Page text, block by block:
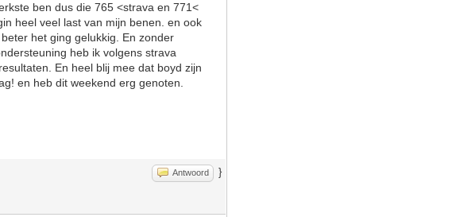
ben dus die 765 <strava en 771<
heel veel last van mijn benen. en ook
het ging gelukkig. En zonder
heb ik volgens strava
En heel blij mee dat boyd zijn
en heb dit weekend erg genoten.
Antwoord }